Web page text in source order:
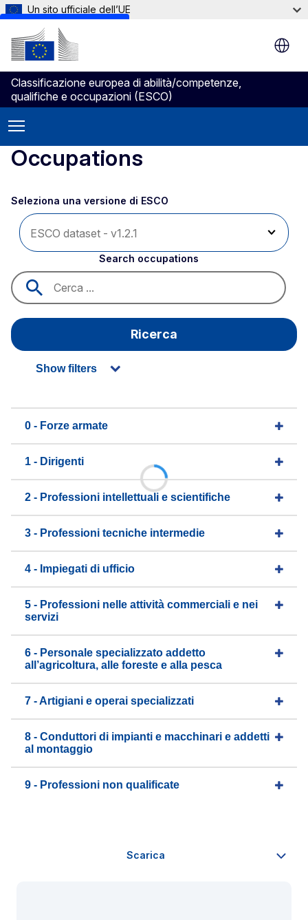
Skip to main content
Un sito ufficiale dell’UE
Classificazione europea di abilità/competenze,
qualifiche e occupazioni (ESCO)
Occupations
Seleziona una versione di ESCO
Search occupations
Ricerca
Show filters
0 - Forze armate
1 - Dirigenti
2 - Professioni intellettuali e scientifiche
3 - Professioni tecniche intermedie
4 - Impiegati di ufficio
5 - Professioni nelle attività commerciali e nei
servizi
6 - Personale specializzato addetto
all’agricoltura, alle foreste e alla pesca
7 - Artigiani e operai specializzati
8 - Conduttori di impianti e macchinari e addetti
al montaggio
9 - Professioni non qualificate